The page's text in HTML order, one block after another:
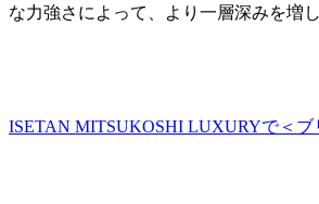
な力強さによって、より一層深みを増
ISETAN MITSUKOSHI LUXURYで＜ブ